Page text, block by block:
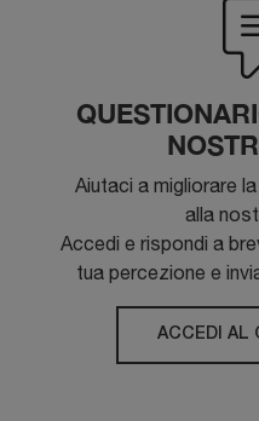
Aiutaci a migliorare
alla
Accedi e rispondi a
tua percezione e
ACCEDI AL